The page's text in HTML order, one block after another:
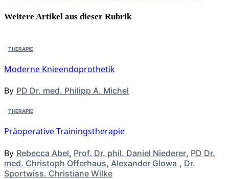
Weitere Artikel aus dieser Rubrik
THERAPIE
Moderne Knieendoprothetik
By PD Dr. med. Philipp A. Michel
THERAPIE
Präoperative Trainingstherapie
By Rebecca Abel, Prof. Dr. phil. Daniel Niederer, PD Dr.
med. Christoph Offerhaus, Alexander Glowa , Dr.
Sportwiss. Christiane Wilke